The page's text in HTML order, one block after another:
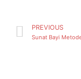
PREVIOUS